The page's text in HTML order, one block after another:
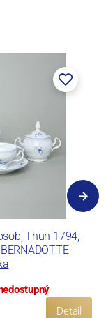
Thun 1794,
Detail